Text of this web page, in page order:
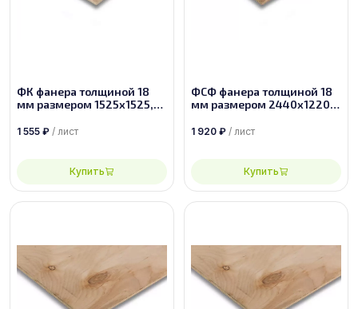
ФК фанера толщиной 18
мм размером 1525х1525,
1 555 ₽ / лист
Купить
ФСФ фанера толщиной 18
мм размером 2440х1220,
1 920 ₽ / лист
Купить